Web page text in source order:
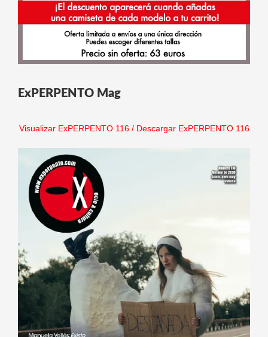
ExPERPENTO Mag
Visualizar ExPERPENTO 116/ Descargar ExPERPENTO 116